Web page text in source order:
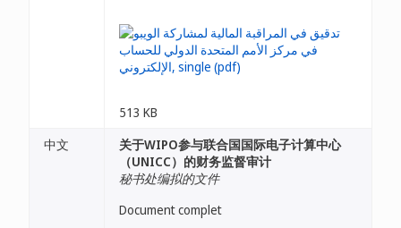
513 KB
中文
关于WIPO参与联合国国际电子计算中心
（UNICC）的财务监督审计
秘书处编拟的文件
Document complet